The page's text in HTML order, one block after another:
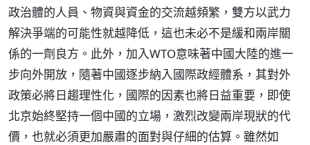
政治體的人員、物資與資金的交流越頻繁，雙方以武力
解決爭端的可能性就越降低，這也未必不是緩和兩岸關
係的一劑良方。此外，加入WTO意味著中國大陸的進一
步向外開放，隨著中國逐步納入國際政經體系，其對外
政策必將日趨理性化，國際的因素也將日益重要，即使
北京始終堅持一個中國的立場，激烈改變兩岸現狀的代
價，也就必須更加嚴肅的面對與仔細的估算。雖然如